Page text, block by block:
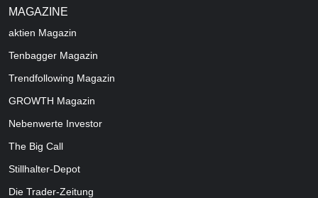
MAGAZINE
aktien Magazin
Tenbagger Magazin
Trendfollowing Magazin
GROWTH Magazin
Nebenwerte Investor
The Big Call
Stillhalter-Depot
Die Trader-Zeitung